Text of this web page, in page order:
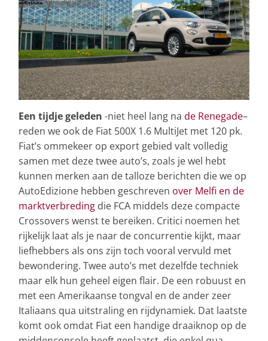
Een tijdje geleden -niet heel lang na de Renegade–
reden we ook de Fiat 500X 1.6 MultiJet met 120 pk.
Fiat’s ommekeer op export gebied valt volledig
samen met deze twee auto’s, zoals je wel hebt
kunnen merken aan de talloze berichten die we op
AutoEdizione hebben geschreven over Melfi en de
marktverbreding die FCA middels deze compacte
Crossovers wenst te bereiken. Critici noemen het
rijkelijk laat als je naar de concurrentie kijkt, maar
liefhebbers als ons zijn toch vooral vervuld met
bewondering. Twee auto’s met dezelfde techniek
maar elk hun geheel eigen flair. De een robuust en
met een Amerikaanse tongval en de ander zeer
Italiaans qua uitstraling en rijdynamiek. Dat laatste
komt ook omdat Fiat een handige draaiknop op de